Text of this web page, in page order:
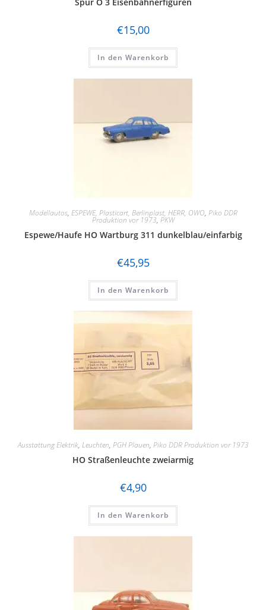
€15,00
In den Warenkorb
Modellautos, ESPEWE, Plasticart, Berlinplast, HERR, OWO, Piko DDR
Produktion vor 1973, PKW
Espewe/Haufe HO Wartburg 311 dunkelblau/einfarbig
€45,95
In den Warenkorb
Ausstattung Elektrik, Leuchten, PGH Plauen, Piko DDR Produktion vor 1973
HO Straßenleuchte zweiarmig
€4,90
In den Warenkorb